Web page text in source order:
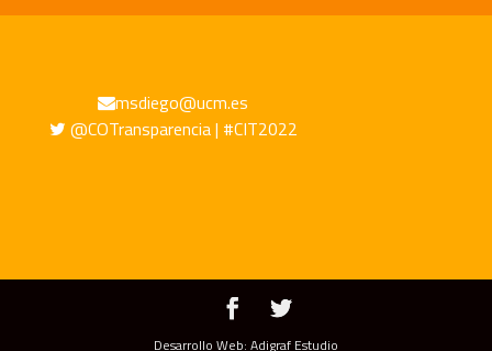
msdiego@ucm.es
@COTransparencia | #CIT2022
Desarrollo Web: Adigraf Estudio